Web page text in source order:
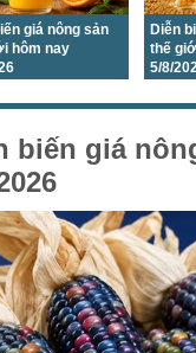
giá nông sản
hôm nay
Diễn
thế
5/8/
biến giá